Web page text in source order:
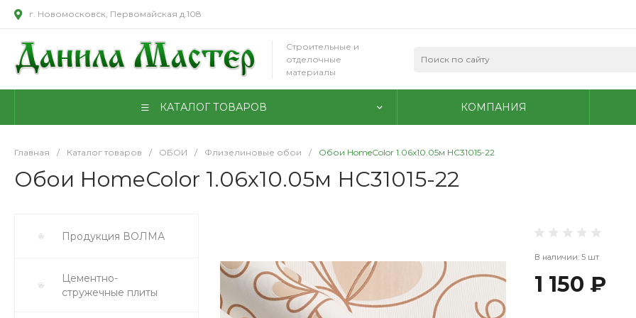
г. Новомосковск, Первомайская д.108
Строительные и
отделочные
материалы
КАТАЛОГ ТОВАРОВ КОМПАНИЯ
Главная / Каталог товаров / ОБОИ / Флизелиновые обои / Обои HomeColor 1.06х10.05м НС31015-22
Обои HomeColor 1.06х10.05м НС31015-22
Продукция ВОЛМА
Цементно-
стружечные плиты
В наличии: 5 шт
1 150 ₽